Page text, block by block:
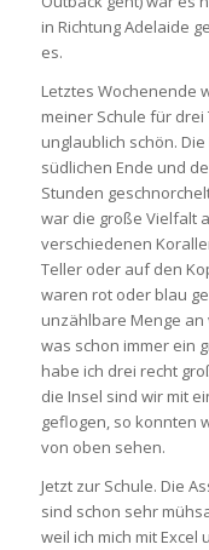
in Richtung Adelaide
es.
Letztes Wochenende
meiner Schule für drei
unglaublich schön.
südlichen Ende und
Stunden
war die große Vielfalt
verschiedenen
Teller oder auf den
waren rot oder blau
unzählbare Menge
was schon immer ein
habe ich drei recht
die Insel sind wir mit
geflogen, so konnten
von oben sehen.
Jetzt zur Schule. Die
sind schon sehr
weil ich mich mit